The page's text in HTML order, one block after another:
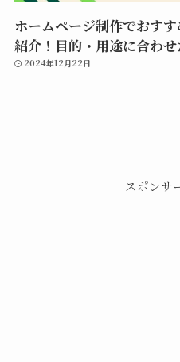
ホームページ制作でおす
紹介！目的・用途に合わ
2024年12月22日
スポンサ